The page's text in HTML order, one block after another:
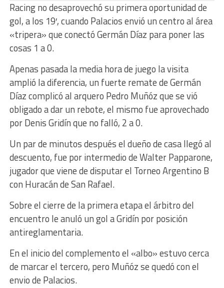
Racing no desaprovechó su primera oportunidad de
gol, a los 19′, cuando Palacios envió un centro al área
«tripera» que conectó Germán Díaz para poner las
cosas 1 a 0.
Apenas pasada la media hora de juego la visita
amplió la diferencia, un fuerte remate de Germán
Díaz complicó al arquero Pedro Muñóz que se vió
obligado a dar un rebote, el mismo fue aprovechado
por Denis Gridín que no falló, 2 a 0.
Un par de minutos después el dueño de casa llegó al
descuento, fue por intermedio de Walter Papparone,
jugador que viene de disputar el Torneo Argentino B
con Huracán de San Rafael.
Sobre el cierre de la primera etapa el árbitro del
encuentro le anuló un gol a Gridín por posición
antireglamentaria.
En el inicio del complemento el «albo» estuvo cerca
de marcar el tercero, pero Muñóz se quedó con el
envio de Palacios.